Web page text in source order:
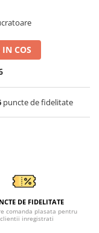
COS
puncte de fidelitate
DE FIDELITATE
comanda plasata pentru
clientii inregistrati